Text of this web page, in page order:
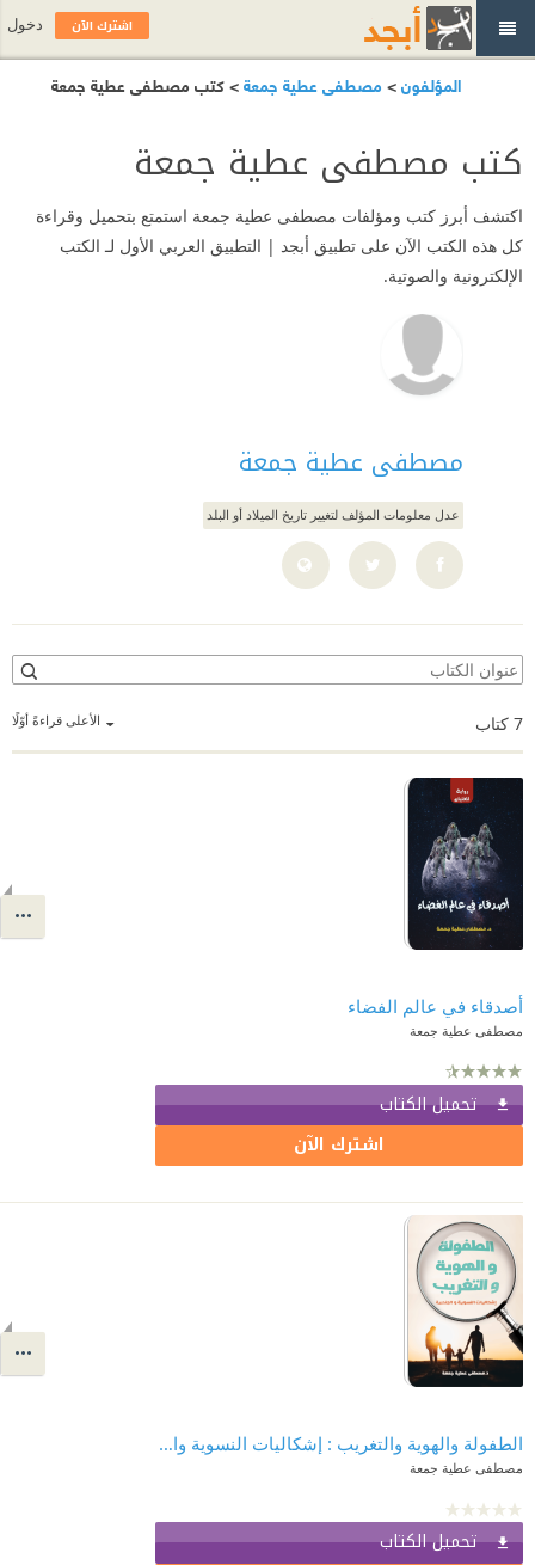
المؤلفون> مصطفى عطية جمعة> كتب مصطفى عطية جمعة
كتب مصطفى عطية جمعة
اكتشف أبرز كتب ومؤلفات مصطفى عطية جمعة استمتع بتحميل وقراءة
كل هذه الكتب الآن على تطبيق أبجد | التطبيق العربي الأول لـ الكتب
الإلكترونية والصوتية.
مصطفى عطية جمعة
عدل معلومات المؤلف لتغيير تاريخ الميلاد أو البلد
الأعلى قراءةً أوّلًا 7 كتاب
أصدقاء في عالم الفضاء
مصطفى عطية جمعة
تحميل الكتاب
اشترك الآن
الطفولة والهوية والتغريب : إشكاليات النسوية والجندرية
مصطفى عطية جمعة
تحميل الكتاب
اشترك الآن دخول